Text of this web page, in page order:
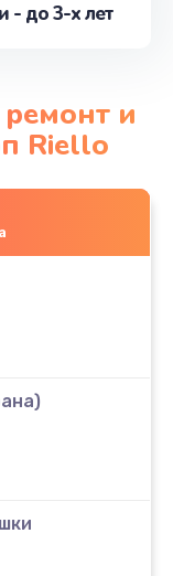
- до 3-х лет
и
Riello